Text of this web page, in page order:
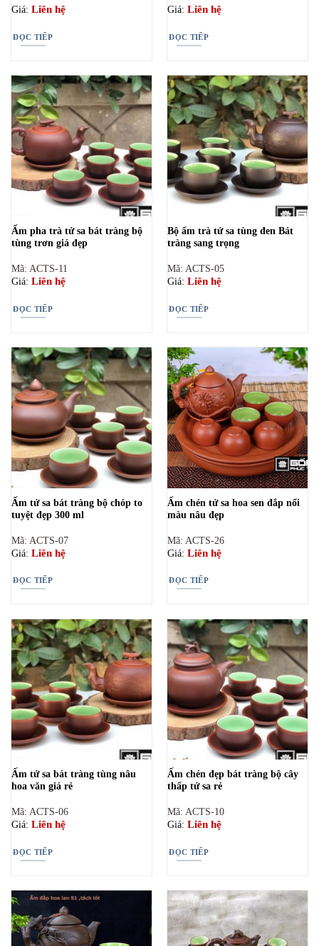
Giá: Liên hệ
ĐỌC TIẾP
Giá: Liên hệ
ĐỌC TIẾP
Ấm pha trà tử sa bát tràng bộ
tùng trơn giá đẹp
Mã: ACTS-11
Giá: Liên hệ
ĐỌC TIẾP
Bộ ấm trà tử sa tùng đen Bát
tràng sang trọng
Mã: ACTS-05
Giá: Liên hệ
ĐỌC TIẾP
Ấm tử sa bát tràng bộ chóp to
tuyệt đẹp 300 ml
Mã: ACTS-07
Giá: Liên hệ
ĐỌC TIẾP
Ấm chén tử sa hoa sen đắp nổi
màu nâu đẹp
Mã: ACTS-26
Giá: Liên hệ
ĐỌC TIẾP
Ấm tử sa bát tràng tùng nâu
hoa văn giá rẻ
Mã: ACTS-06
Giá: Liên hệ
ĐỌC TIẾP
Ấm chén đẹp bát tràng bộ cây
thấp tử sa rẻ
Mã: ACTS-10
Giá: Liên hệ
ĐỌC TIẾP